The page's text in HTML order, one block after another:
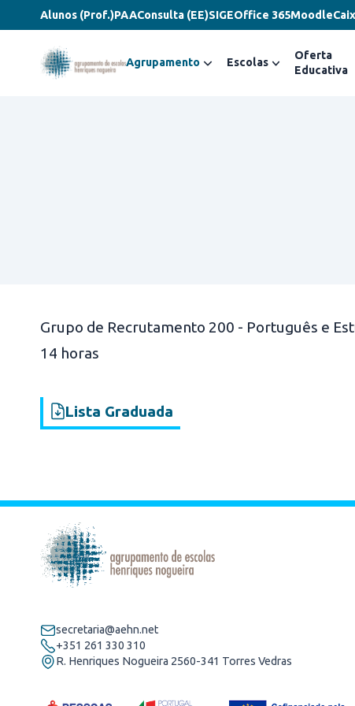
Alunos (Prof.)PAAConsulta (EE)SIGEOffice 365Moodle
Agrupamento Escolas
Oferta
Educativa
Grupo de Recrutamento 200 - Português e
14 horas
Lista Graduada
secretaria@aehn.net
+351 261 330 310
R. Henriques Nogueira 2560-341 Torres Vedras